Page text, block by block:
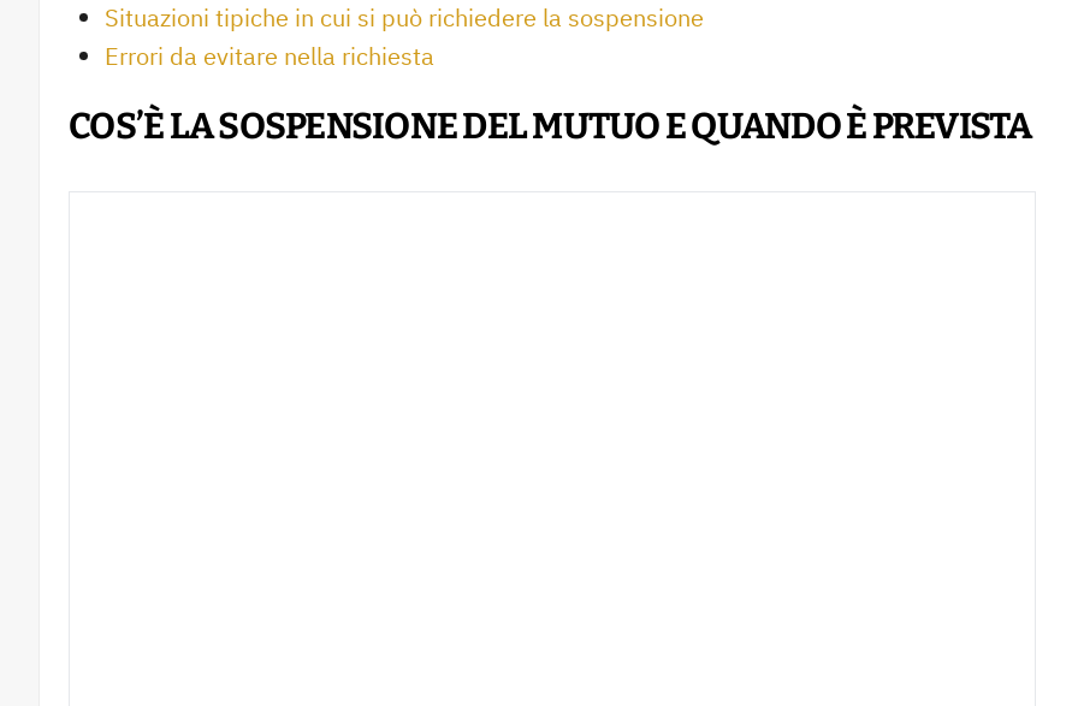
Situazioni tipiche in cui si può richiedere la sospensione
Errori da evitare nella richiesta
COS’È LA SOSPENSIONE DEL MUTUO E QUANDO È PREVISTA